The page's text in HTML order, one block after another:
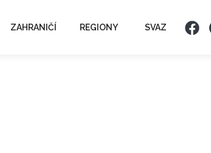
ZAHRANIČÍ REGIONY SVAZ